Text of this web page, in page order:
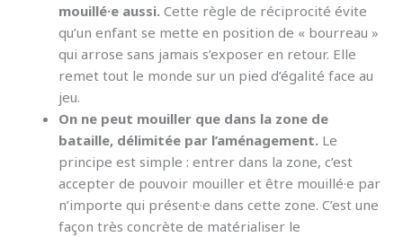
mouillé·e aussi. Cette règle de réciprocité évite
qu’un enfant se mette en position de « bourreau »
qui arrose sans jamais s’exposer en retour. Elle
remet tout le monde sur un pied d’égalité face au
jeu.
On ne peut mouiller que dans la zone de
bataille, délimitée par l’aménagement. Le
principe est simple : entrer dans la zone, c’est
accepter de pouvoir mouiller et être mouillé·e par
n’importe qui présent·e dans cette zone. C’est une
façon très concrète de matérialiser le